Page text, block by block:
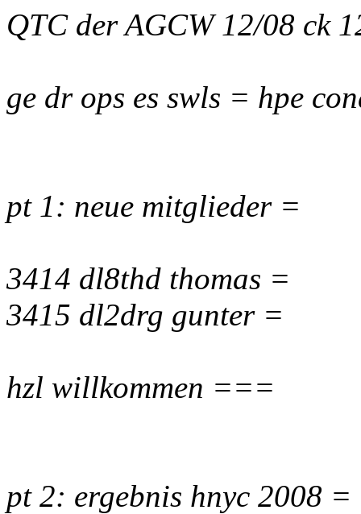
QTC der AGCW 12/08 ck
ge dr ops es swls = hpe
pt 1: neue mitglieder =
3414 dl8thd thomas =
3415 dl2drg gunter =
hzl willkommen ===
pt 2: ergebnis hnyc 2008 =